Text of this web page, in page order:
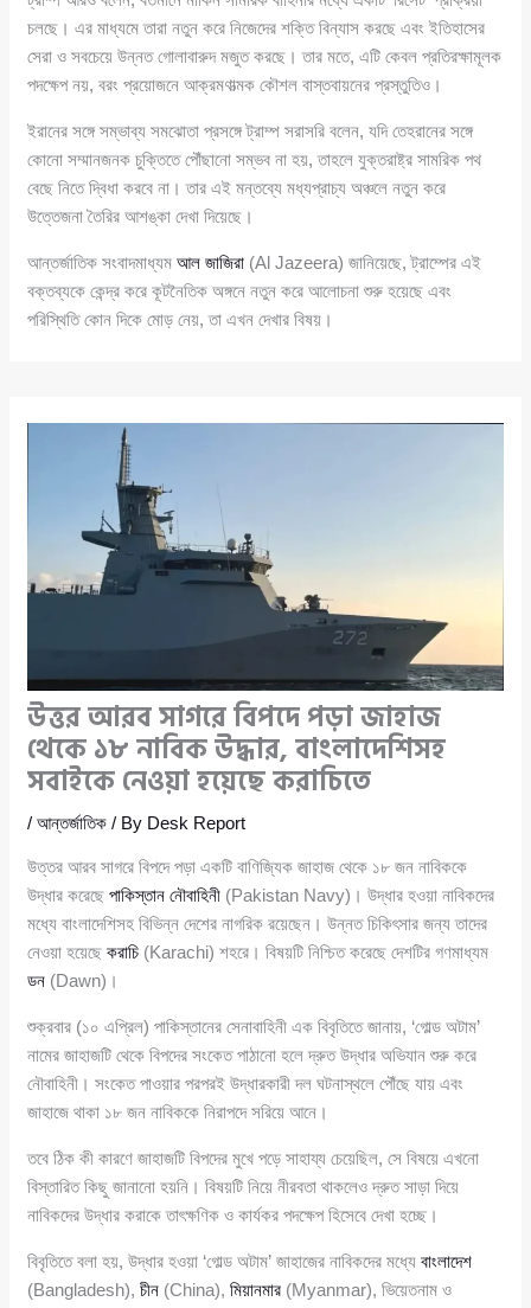
চলছে। এর মাধ্যমে তারা নতুন করে নিজেদের শক্তি বিন্যাস করছে এবং ইতিহাসের
সেরা ও সবচেয়ে উন্নত গোলাবারুদ মজুত করছে। তার মতে, এটি কেবল প্রতিরক্ষামূলক
পদক্ষেপ নয়, বরং প্রয়োজনে আক্রমণাত্মক কৌশল বাস্তবায়নের প্রস্তুতিও।
ইরানের সঙ্গে সম্ভাব্য সমঝোতা প্রসঙ্গে ট্রাম্প সরাসরি বলেন, যদি তেহরানের সঙ্গে
কোনো সম্মানজনক চুক্তিতে পৌঁছানো সম্ভব না হয়, তাহলে যুক্তরাষ্ট্র সামরিক পথ
বেছে নিতে দ্বিধা করবে না। তার এই মন্তব্যে মধ্যপ্রাচ্য অঞ্চলে নতুন করে
উত্তেজনা তৈরির আশঙ্কা দেখা দিয়েছে।
আন্তর্জাতিক সংবাদমাধ্যমআল জাজিরা (Al Jazeera) জানিয়েছে, ট্রাম্পের এই
বক্তব্যকে কেন্দ্র করে কূটনৈতিক অঙ্গনে নতুন করে আলোচনা শুরু হয়েছে এবং
পরিস্থিতি কোন দিকে মোড় নেয়, তা এখন দেখার বিষয়।
উত্তর আরব সাগরে বিপদে পড়া জাহাজ
থেকে ১৮ নাবিক উদ্ধার, বাংলাদেশিসহ
সবাইকে নেওয়া হয়েছে করাচিতে
/আন্তর্জাতিক / By Desk Report
উত্তর আরব সাগরে বিপদে পড়া একটি বাণিজ্যিক জাহাজ থেকে ১৮ জন নাবিককে
উদ্ধার করেছেপাকিস্তান নৌবাহিনী (Pakistan Navy)। উদ্ধার হওয়া নাবিকদের
মধ্যে বাংলাদেশিসহ বিভিন্ন দেশের নাগরিক রয়েছেন। উন্নত চিকিৎসার জন্য তাদের
নেওয়া হয়েছেকরাচি (Karachi) শহরে। বিষয়টি নিশ্চিত করেছে দেশটির গণমাধ্যম
ডন (Dawn)।
শুক্রবার (১০ এপ্রিল) পাকিস্তানের সেনাবাহিনী এক বিবৃতিতে জানায়, ‘গোল্ড অটাম’
নামের জাহাজটি থেকে বিপদের সংকেত পাঠানো হলে দ্রুত উদ্ধার অভিযান শুরু করে
নৌবাহিনী। সংকেত পাওয়ার পরপরই উদ্ধারকারী দল ঘটনাস্থলে পৌঁছে যায় এবং
জাহাজে থাকা ১৮ জন নাবিককে নিরাপদে সরিয়ে আনে।
তবে ঠিক কী কারণে জাহাজটি বিপদের মুখে পড়ে সাহায্য চেয়েছিল, সে বিষয়ে এখনো
বিস্তারিত কিছু জানানো হয়নি। বিষয়টি নিয়ে নীরবতা থাকলেও দ্রুত সাড়া দিয়ে
নাবিকদের উদ্ধার করাকে তাৎক্ষণিক ও কার্যকর পদক্ষেপ হিসেবে দেখা হচ্ছে।
বিবৃতিতে বলা হয়, উদ্ধার হওয়া ‘গোল্ড অটাম’ জাহাজের নাবিকদের মধ্যেবাংলাদেশ
(Bangladesh),চীন (China),মিয়ানমার (Myanmar), ভিয়েতনাম ও